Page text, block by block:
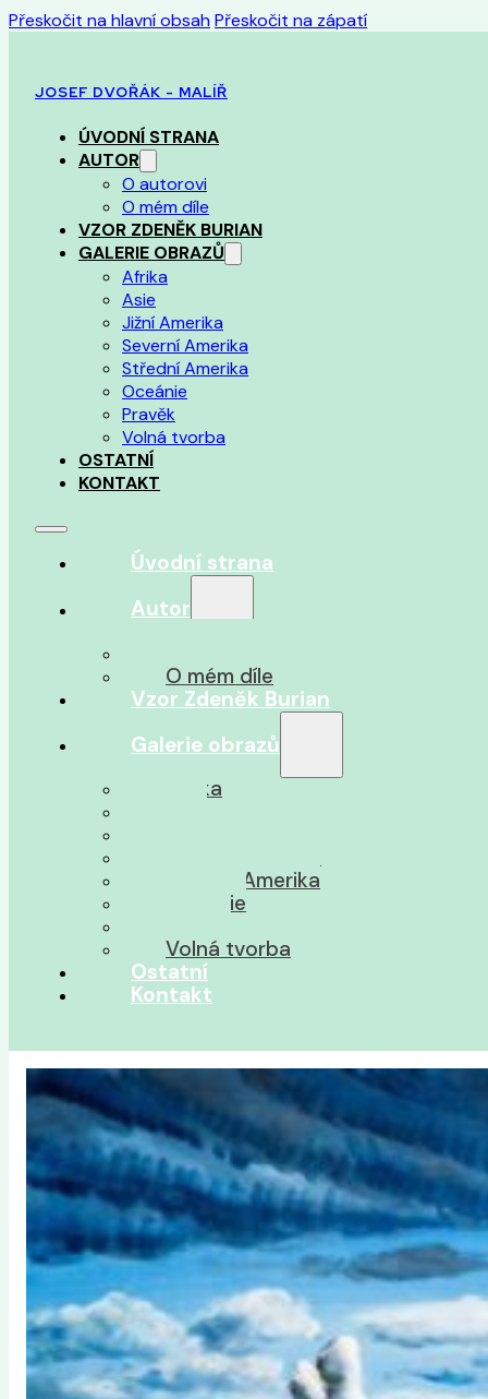
Přeskočit na hlavní obsahPřeskočit na zápatí
JOSEF DVOŘÁK - MALÍŘ
ÚVODNÍ STRANA
AUTOR
O autorovi
O mém díle
VZOR ZDENĚK BURIAN
GALERIE OBRAZŮ
Afrika
Asie
Jižní Amerika
Severní Amerika
Střední Amerika
Oceánie
Pravěk
Volná tvorba
OSTATNÍ
KONTAKT
Úvodní strana
Autor
O mém díle
Vzor Zdeněk Burian
Galerie obrazů
Afrika
Střední Amerika
Oceánie
Volná tvorba
Ostatní
Kontakt